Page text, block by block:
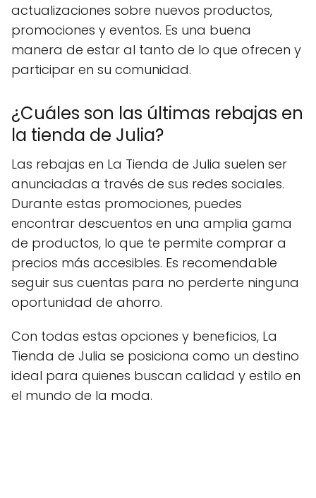
actualizaciones sobre nuevos productos,
promociones y eventos. Es una buena
manera de estar al tanto de lo que ofrecen y
participar en su comunidad.
¿Cuáles son las últimas rebajas en
la tienda de Julia?
Las rebajas en La Tienda de Julia suelen ser
anunciadas a través de sus redes sociales.
Durante estas promociones, puedes
encontrar descuentos en una amplia gama
de productos, lo que te permite comprar a
precios más accesibles. Es recomendable
seguir sus cuentas para no perderte ninguna
oportunidad de ahorro.
Con todas estas opciones y beneficios, La
Tienda de Julia se posiciona como un destino
ideal para quienes buscan calidad y estilo en
el mundo de la moda.